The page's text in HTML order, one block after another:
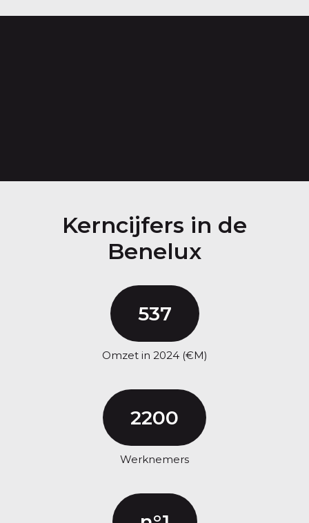
Kerncijfers in de
Benelux
537
Omzet in 2024 (€M)
2200
Werknemers